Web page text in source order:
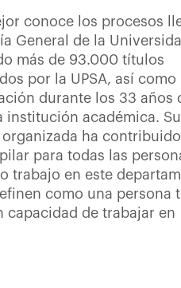
conoce los procesos
General de la
más de 93.000 títulos
por la UPSA, así como
durante los 33 años
institución académica.
ha
para todas las
trabajo en este
como una persona
capacidad de trabajar en